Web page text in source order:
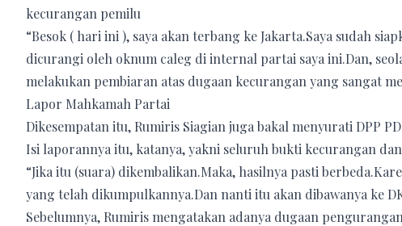
kecurangan pemilu
“Besok ( hari ini ), saya akan terbang ke Jakarta.Saya sudah
dicurangi oleh oknum caleg di internal partai saya ini.Dan,
melakukan pembiaran atas dugaan kecurangan yang sangat
Lapor Mahkamah Partai
Dikesempatan itu, Rumiris Siagian juga bakal menyurati DPP
Isi laporannya itu, katanya, yakni seluruh bukti kecurangan
“Jika itu (suara) dikembalikan.Maka, hasilnya pasti
yang telah dikumpulkannya.Dan nanti itu akan dibawanya ke
Sebelumnya, Rumiris mengatakan adanya dugaan